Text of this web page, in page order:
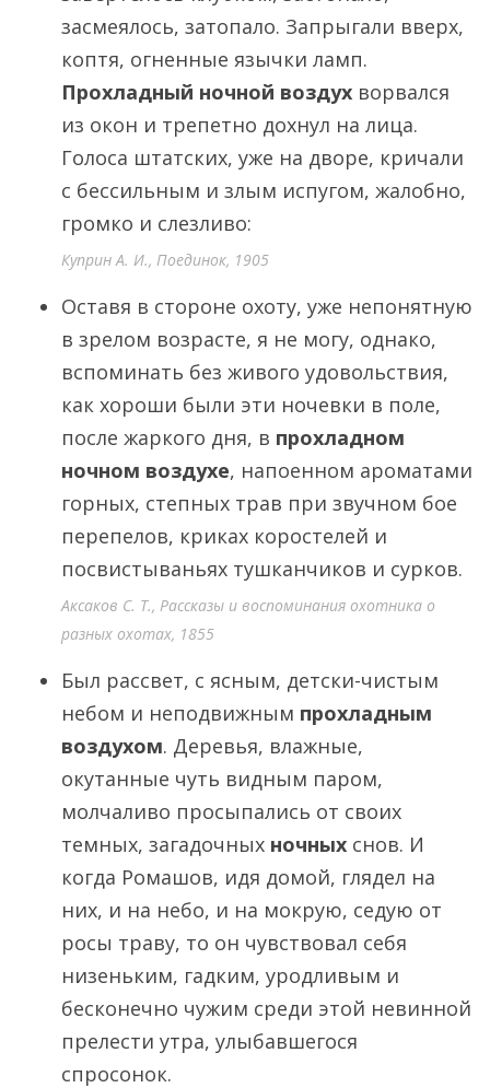
засмеялось, затопало. Запрыгали вверх,
коптя, огненные язычки ламп.
Прохладный ночной воздух ворвался
из окон и трепетно дохнул на лица.
Голоса штатских, уже на дворе, кричали
с бессильным и злым испугом, жалобно,
громко и слезливо:
Куприн А. И., Поединок, 1905
Оставя в стороне охоту, уже непонятную
в зрелом возрасте, я не могу, однако,
вспоминать без живого удовольствия,
как хороши были эти ночевки в поле,
после жаркого дня, в прохладном
ночном воздухе, напоенном ароматами
горных, степных трав при звучном бое
перепелов, криках коростелей и
посвистываньях тушканчиков и сурков.
Аксаков С. Т., Рассказы и воспоминания охотника о
разных охотах, 1855
Был рассвет, с ясным, детски-чистым
небом и неподвижным прохладным
воздухом. Деревья, влажные,
окутанные чуть видным паром,
молчаливо просыпались от своих
темных, загадочных ночных снов. И
когда Ромашов, идя домой, глядел на
них, и на небо, и на мокрую, седую от
росы траву, то он чувствовал себя
низеньким, гадким, уродливым и
бесконечно чужим среди этой невинной
прелести утра, улыбавшегося
спросонок.